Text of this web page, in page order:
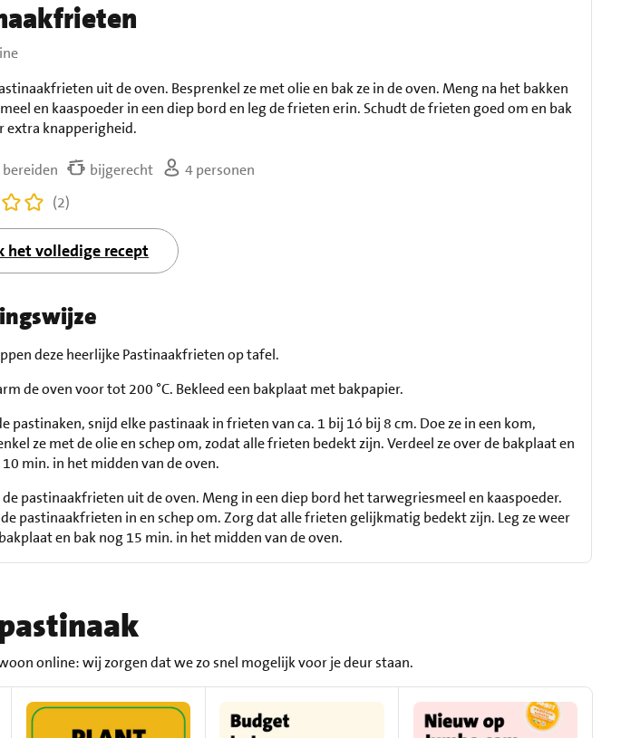
uit de oven. Besprenkel ze met olie en bak ze in de oven. Meng na het bakken
en kaaspoeder in een diep bord en leg de frieten erin. Schudt de frieten goed om en bak
extra knapperigheid.
bijgerecht
4 personen
(2)
het volledige recept
deze heerlijke Pastinaakfrieten op tafel.
de oven voor tot 200 °C. Bekleed een bakplaat met bakpapier.
pastinaken, snijd elke pastinaak in frieten van ca. 1 bij 1ó bij 8 cm. Doe ze in een kom,
ze met de olie en schep om, zodat alle frieten bedekt zijn. Verdeel ze over de bakplaat en
10 min. in het midden van de oven.
de pastinaakfrieten uit de oven. Meng in een diep bord het tarwegriesmeel en kaaspoeder.
de pastinaakfrieten in en schep om. Zorg dat alle frieten gelijkmatig bedekt zijn. Leg ze weer
en bak nog 15 min. in het midden van de oven.
online: wij zorgen dat we zo snel mogelijk voor je deur staan.